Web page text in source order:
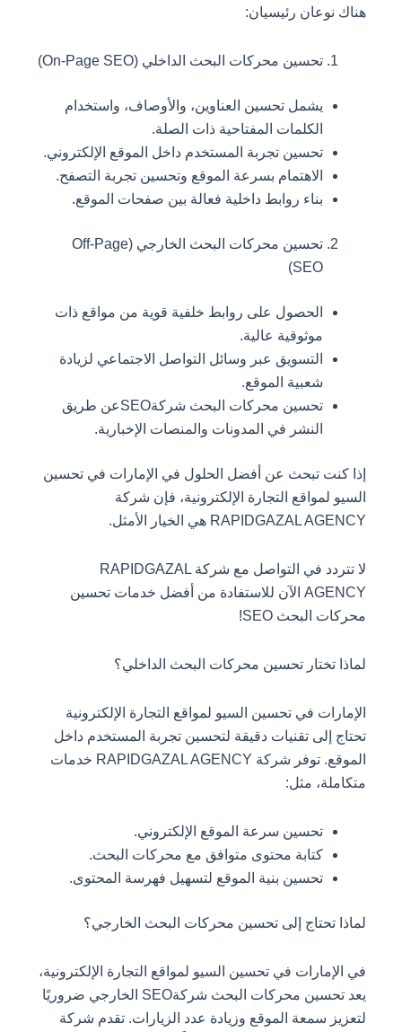
هناك نوعان رئيسيان:
تحسين محركات البحث الداخلي (On-Page SEO)
يشمل تحسين العناوين، والأوصاف، واستخدام
الكلمات المفتاحية ذات الصلة.
تحسين تجربة المستخدم داخل الموقع الإلكتروني.
الاهتمام بسرعة الموقع وتحسين تجربة التصفح.
بناء روابط داخلية فعالة بين صفحات الموقع.
تحسين محركات البحث الخارجي (Off-Page
SEO)
الحصول على روابط خلفية قوية من مواقع ذات
موثوقية عالية.
التسويق عبر وسائل التواصل الاجتماعي لزيادة
شعبية الموقع.
تحسين محركات البحث شركةSEOعن طريق
النشر في المدونات والمنصات الإخبارية.
إذا كنت تبحث عن أفضل الحلول في الإمارات في تحسين
السيو لمواقع التجارة الإلكترونية، فإن شركة
RAPIDGAZAL AGENCY هي الخيار الأمثل.
لا تتردد في التواصل مع شركة RAPIDGAZAL
AGENCY الآن للاستفادة من أفضل خدمات تحسين
محركات البحث SEO!
لماذا تختار تحسين محركات البحث الداخلي؟
الإمارات في تحسين السيو لمواقع التجارة الإلكترونية
تحتاج إلى تقنيات دقيقة لتحسين تجربة المستخدم داخل
الموقع. توفر شركة RAPIDGAZAL AGENCY خدمات
متكاملة، مثل:
تحسين سرعة الموقع الإلكتروني.
كتابة محتوى متوافق مع محركات البحث.
تحسين بنية الموقع لتسهيل فهرسة المحتوى.
لماذا تحتاج إلى تحسين محركات البحث الخارجي؟
في الإمارات في تحسين السيو لمواقع التجارة الإلكترونية،
يعد تحسين محركات البحث شركةSEO الخارجي ضروريًا
لتعزيز سمعة الموقع وزيادة عدد الزيارات. تقدم شركة